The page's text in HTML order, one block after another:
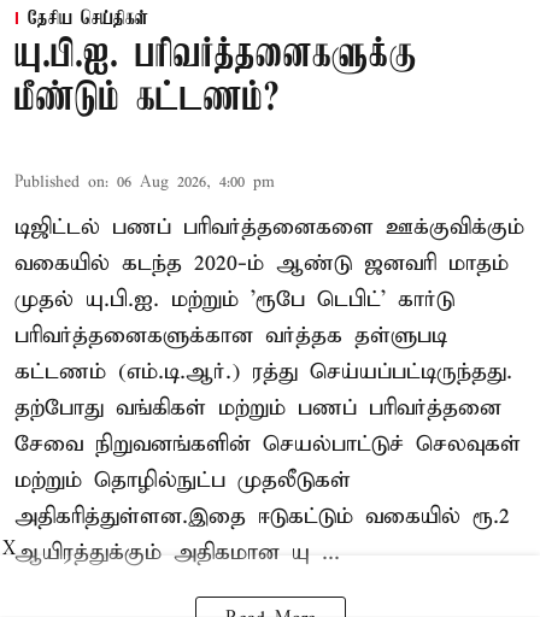
தேசிய செய்திகள்
யு.பி.ஐ. பரிவர்த்தனைகளுக்கு
மீண்டும் கட்டணம்?
Published on: 06 Aug 2026, 4:00 pm
டிஜிட்டல் பணப் பரிவர்த்தனைகளை ஊக்குவிக்கும்
வகையில் கடந்த 2020-ம் ஆண்டு ஜனவரி மாதம்
முதல் யு.பி.ஐ. மற்றும் 'ரூபே டெபிட்' கார்டு
பரிவர்த்தனைகளுக்கான வர்த்தக தள்ளுபடி
கட்டணம் (எம்.டி.ஆர்.) ரத்து செய்யப்பட்டிருந்தது.
தற்போது வங்கிகள் மற்றும் பணப் பரிவர்த்தனை
சேவை நிறுவனங்களின் செயல்பாட்டுச் செலவுகள்
மற்றும் தொழில்நுட்ப முதலீடுகள்
அதிகரித்துள்ளன.இதை ஈடுகட்டும் வகையில் ரூ.2
ஆயிரத்துக்கும் அதிகமான யு ...
X